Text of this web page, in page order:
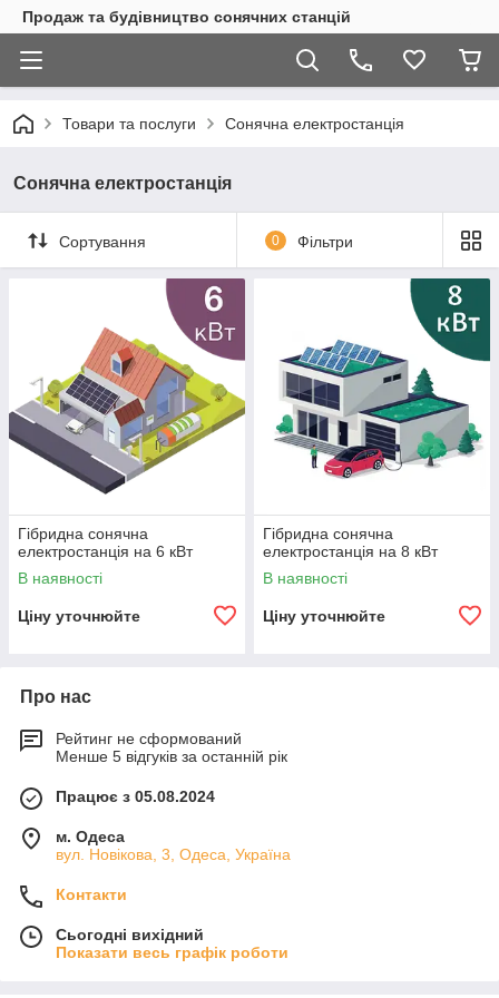
Продаж та будівництво сонячних станцій
Товари та послуги Сонячна електростанція
Сонячна електростанція
Сортування 0 Фільтри
Гібридна сонячна
електростанція на 6 кВт
В наявності
Ціну уточнюйте
Гібридна сонячна
електростанція на 8 кВт
В наявності
Ціну уточнюйте
Про нас
Рейтинг не сформований
Менше 5 відгуків за останній рік
Працює з 05.08.2024
м. Одеса
вул. Новікова, 3, Одеса, Україна
Контакти
Сьогодні вихідний
Показати весь графік роботи